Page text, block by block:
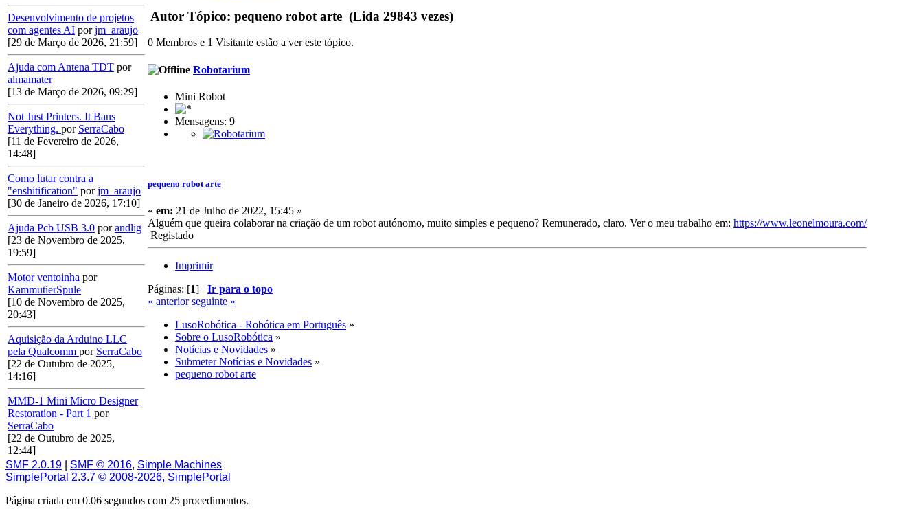
Desenvolvimento de projetos
com agentes AI porjm_araujo
[29 de Março de 2026, 21:59]
Ajuda com Antena TDT por
almamater
[13 de Março de 2026, 09:29]
Not Just Printers. It Bans
Everything. por SerraCabo
[11 de Fevereiro de 2026,
14:48]
Como lutar contra a
"enshitification" porjm_araujo
[30 de Janeiro de 2026, 17:10]
Ajuda Pcb USB 3.0 porandlig
[23 de Novembro de 2025,
19:59]
Motor ventoinha por
KammutierSpule
[10 de Novembro de 2025,
20:43]
Aquisição da Arduino LLC
pela Qualcomm por SerraCabo
[22 de Outubro de 2025,
14:16]
MMD-1 Mini Micro Designer
Restoration - Part 1 por
SerraCabo
[22 de Outubro de 2025,
12:44]
Autor Tópico: pequeno robot arte (Lida 29843 vezes)
0 Membros e 1 Visitante estão a ver este tópico.
Robotarium
Mini Robot
Mensagens: 9
pequeno robot arte
« em: 21 de Julho de 2022, 15:45 »
Alguém que queira colaborar na criação de um robot autónomo, muito simples e pequeno? Remunerado, claro. Ver o meu trabalho em: https://www.leonelmoura.com/
Registado
Imprimir
Páginas: [1] Ir para o topo
« anterior seguinte »
LusoRobótica - Robótica em Português »
Sobre o LusoRobótica »
Notícias e Novidades »
Submeter Notícias e Novidades »
pequeno robot arte
SMF 2.0.19 SMF © 2016, Simple Machines
SimplePortal 2.3.7 © 2008-2026, SimplePortal
Página criada em 0.06 segundos com 25 procedimentos.